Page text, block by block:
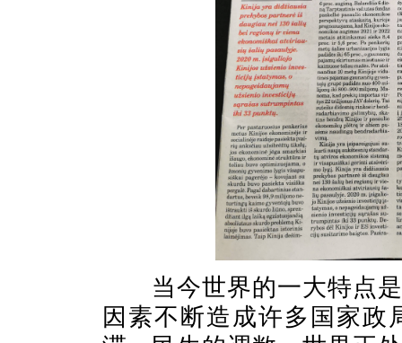
当今世界的一大特点
因素不断造成许多国家政